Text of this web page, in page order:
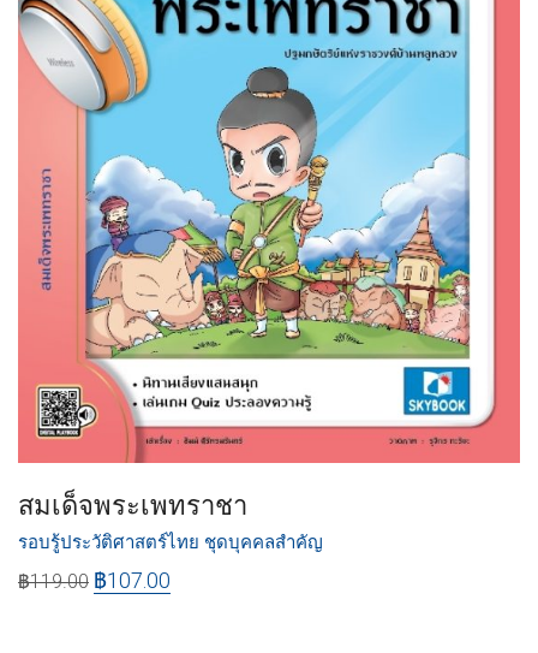
สมเด็จพระเพทราชา
รอบรู้ประวัติศาสตร์ไทย ชุดบุคคลสำคัญ
฿119.00 ฿107.00